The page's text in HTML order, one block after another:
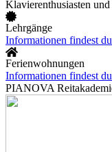
Klavierenthusiasten
Lehrgänge
Informationen findest
Ferienwohnungen
Informationen findest
PIANOVA